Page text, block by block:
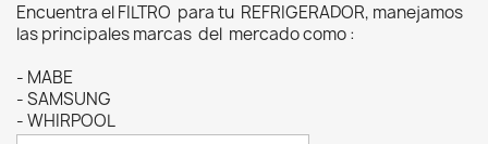
Encuentra el FILTRO para tu REFRIGERADOR, manejamos
las principales marcas del mercado como :
- MABE
- SAMSUNG
- WHIRPOOL